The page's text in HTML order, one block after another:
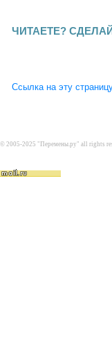
ЧИТАЕТЕ?
Ссылка на эту
© 2005-2025 "Перемены.ру" all rights